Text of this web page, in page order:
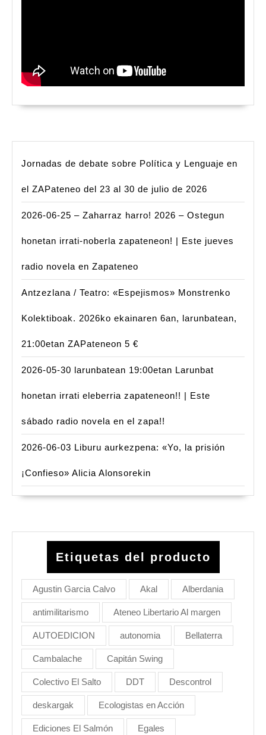
Jornadas de debate sobre Política y Lenguaje en
el ZAPateneo del 23 al 30 de julio de 2026
2026-06-25 – Zaharraz harro! 2026 – Ostegun
honetan irrati-noberla zapateneon! | Este jueves
radio novela en Zapateneo
Antzezlana / Teatro: «Espejismos» Monstrenko
Kolektiboak. 2026ko ekainaren 6an, larunbatean,
21:00etan ZAPateneon 5 €
2026-05-30 larunbatean 19:00etan Larunbat
honetan irrati eleberria zapateneon!! | Este
sábado radio novela en el zapa!!
2026-06-03 Liburu aurkezpena: «Yo, la prisión
¡Confieso» Alicia Alonsorekin
Etiquetas del producto
Agustin Garcia Calvo Akal Alberdania
antimilitarismo Ateneo Libertario Al margen
AUTOEDICION autonomia Bellaterra
Cambalache Capitán Swing
Colectivo El Salto DDT Descontrol
deskargak Ecologistas en Acción
Ediciones El Salmón Egales